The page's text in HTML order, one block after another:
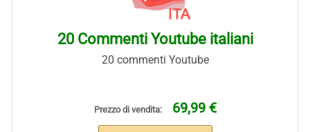
20 Commenti Youtube italiani
20 commenti Youtube
Prezzo di vendita: 69,99 €